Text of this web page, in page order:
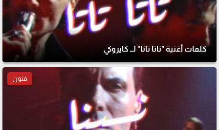
كلمات أغنية "تاتا تاتا" لــ كايروكي
فنون